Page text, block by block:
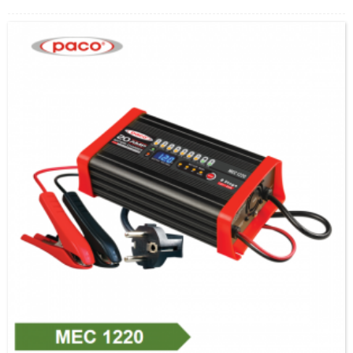
BESKIKBAAR!Uitstekende voor- en na-verkope diens...